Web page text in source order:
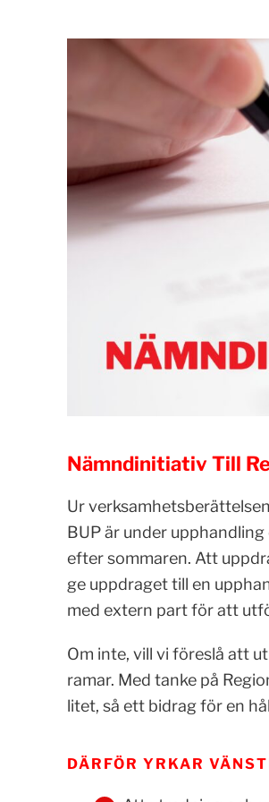
Nämndinitiativ Till
Ur
BUP är under
efter sommaren. Att
ge uppdraget till en
med extern part för att
Om inte, vill vi föreslå att
ramar. Med tanke på
litet, så ett bidrag för en
DÄRFÖR YRKAR